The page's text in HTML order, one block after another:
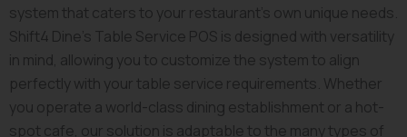
system that caters to your restaurant’s own unique needs.
Shift4 Dine’s Table Service POS is designed with versatility
in mind, allowing you to customize the system to align
perfectly with your table service requirements. Whether
you operate a world-class dining establishment or a hot-
spot cafe, our solution is adaptable to the many types of